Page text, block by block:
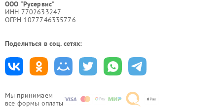
Мы принимаем
все формы оплаты
ООО "Русервис"
ИНН 7702633247
ОГРН 1077746335776
Поделиться в соц. сетях: